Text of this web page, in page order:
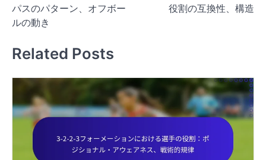
s
t
a
v
g
パスのパターン、オフボー
ルの動き
役割の互換性、構造
Related Posts